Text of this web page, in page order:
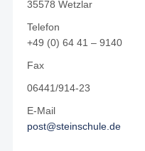
35578 Wetzlar
Telefon
+49 (0) 64 41 – 9140
Fax
06441/914-23
E-Mail
post@steinschule.de